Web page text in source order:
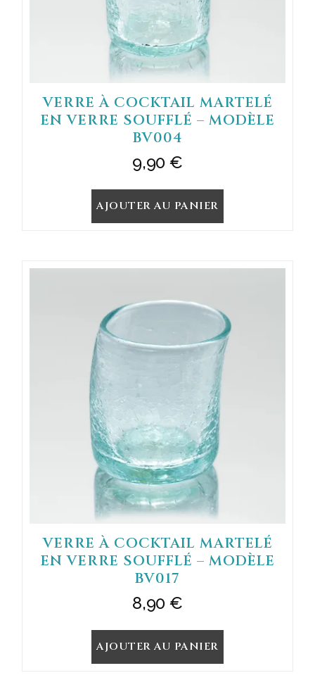
VERRE À COCKTAIL MARTELÉ
EN VERRE SOUFFLÉ – MODÈLE
BV004
9,90 €
AJOUTER AU PANIER
VERRE À COCKTAIL MARTELÉ
EN VERRE SOUFFLÉ – MODÈLE
BV017
8,90 €
AJOUTER AU PANIER